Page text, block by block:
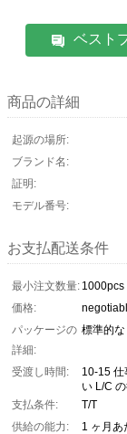
ベスト
商品の詳細
起源の場所:
ブランド名:
証明:
モデル番号:
お支払配送条件
最小注文数量: 1000pcs
価格:
パッケージの
詳細:
標準的
受渡し時間:
10-15 仕
い L/C
支払条件:
T/T
供給の能力:
1 ヶ月あ